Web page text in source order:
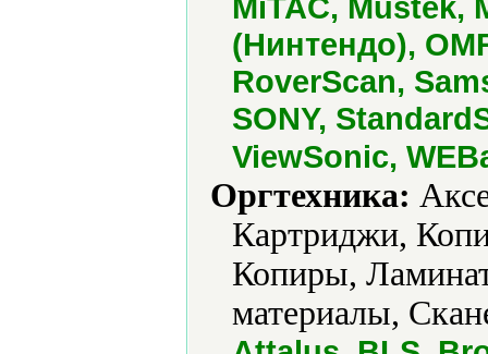
(Нинтендо),
RoverScan,
SONY,
ViewSonic,
Оргтехника:
Картриджи,
Копиры,
материалы,